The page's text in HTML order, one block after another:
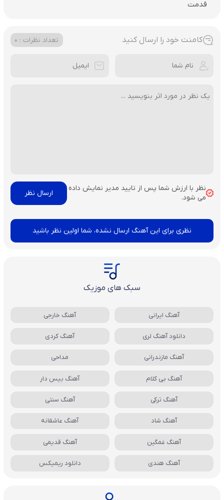
قدمت
کامنت خود را ارسال کنید تعداد نظرات : 0
نظر با ارزش شما پس از تایید مدیر نمایش داده
می شود.
نظری برای این آهنگ ارسال نشده، شما اولین نظر باشید
سبک های موزیک
آهنگ ایرانی آهنگ خارجی
دانلود آهنگ لری آهنگ کردی
آهنگ مازندرانی مداحی
آهنگ بی کلام آهنگ بیس دار
آهنگ ترکی آهنگ سنتی
آهنگ شاد آهنگ عاشقانه
آهنگ غمگین آهنگ قدیمی
آهنگ هندی دانلود ریمیکس